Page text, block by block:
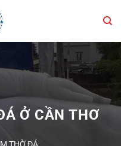
Ở CẦN THƠ
THỜ ĐÁ